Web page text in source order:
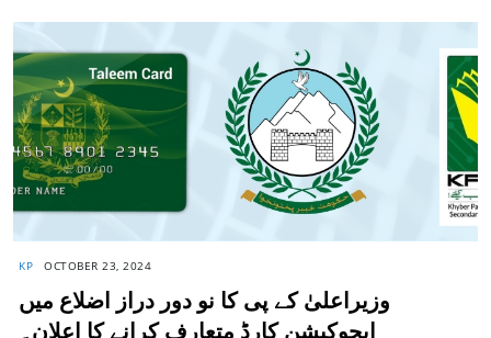
KP OCTOBER 23, 2024
وزیراعلیٰ کے پی کا نو دور دراز اضلاع میں
ایجوکیشن کارڈ متعارف کرانے کا اعلان۔